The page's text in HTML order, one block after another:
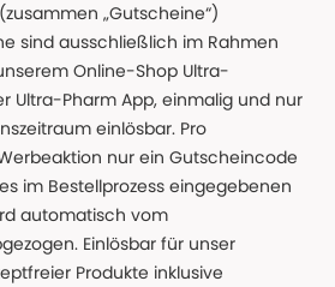
„Gutscheine“)
sind ausschließlich im Rahmen
Online-Shop Ultra-
Ultra-Pharm App, einmalig und nur
einlösbar. Pro
nur ein Gutscheincode
im Bestellprozess eingegebenen
automatisch vom
Einlösbar für unser
Produkte inklusive